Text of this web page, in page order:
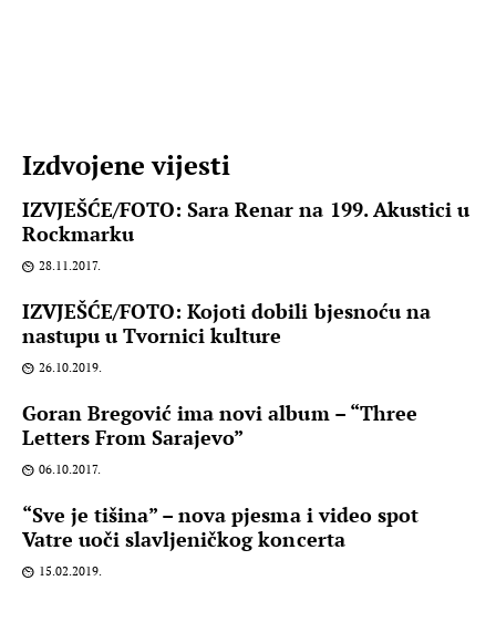
Izdvojene vijesti
IZVJEŠĆE/FOTO: Sara Renar na 199. Akustici u
Rockmarku
28.11.2017.
IZVJEŠĆE/FOTO: Kojoti dobili bjesnoću na
nastupu u Tvornici kulture
26.10.2019.
Goran Bregović ima novi album – “Three
Letters From Sarajevo”
06.10.2017.
“Sve je tišina” – nova pjesma i video spot
Vatre uoči slavljeničkog koncerta
15.02.2019.